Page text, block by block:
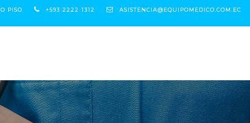
PISO +593 2222 1312 ASISTENCIA@EQUIPOMEDICO.COM.EC